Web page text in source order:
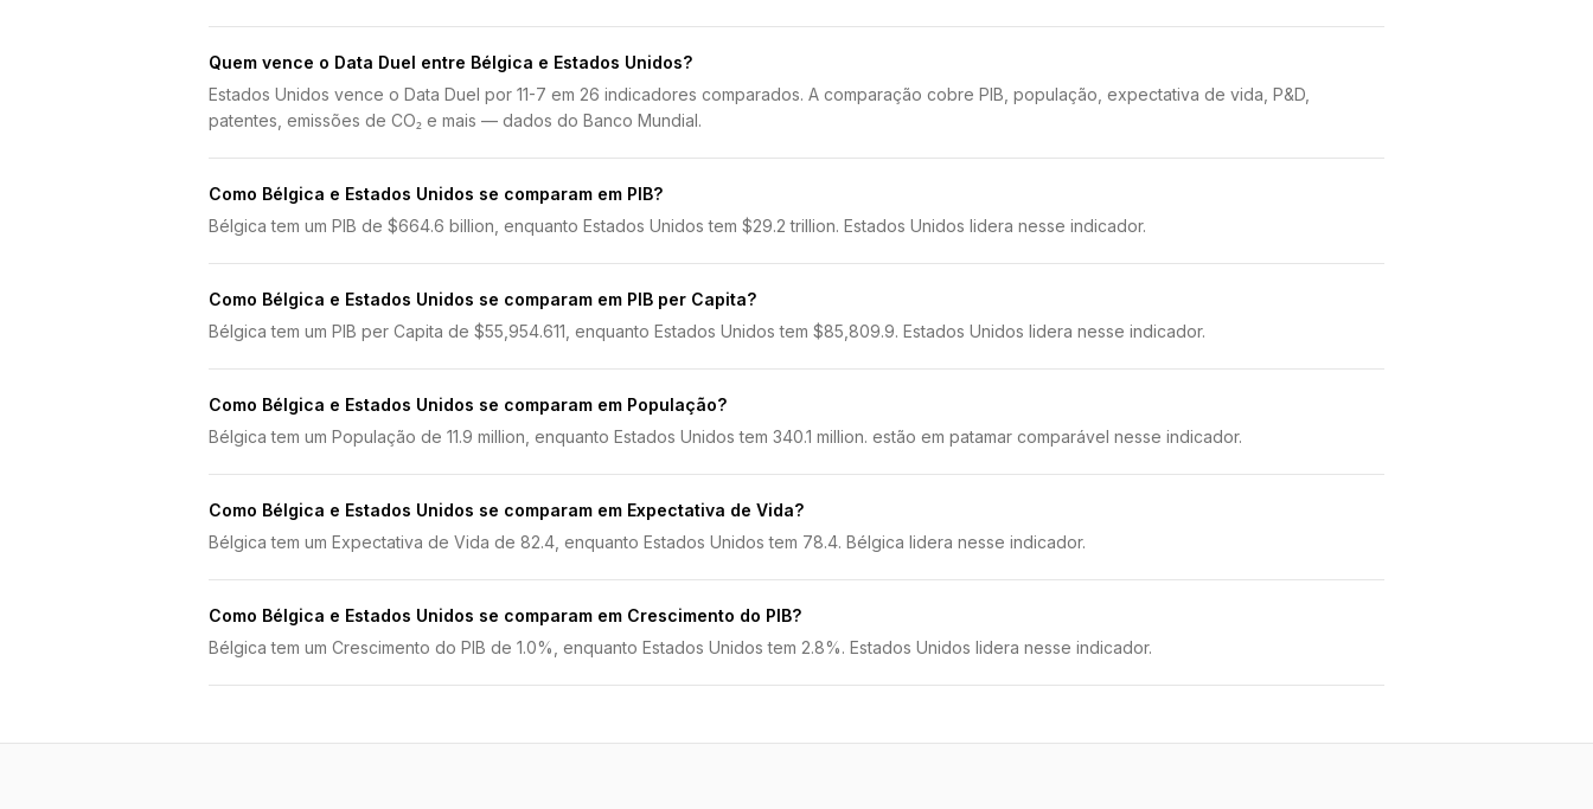
Quem vence o Data Duel entre Bélgica e Estados Unidos?
Estados Unidos vence o Data Duel por 11-7 em 26 indicadores comparados. A comparação cobre PIB, população, expectativa de vida, P&D,
patentes, emissões de CO₂ e mais — dados do Banco Mundial.
Como Bélgica e Estados Unidos se comparam em PIB?
Bélgica tem um PIB de $664.6 billion, enquanto Estados Unidos tem $29.2 trillion. Estados Unidos lidera nesse indicador.
Como Bélgica e Estados Unidos se comparam em PIB per Capita?
Bélgica tem um PIB per Capita de $55,954.611, enquanto Estados Unidos tem $85,809.9. Estados Unidos lidera nesse indicador.
Como Bélgica e Estados Unidos se comparam em População?
Bélgica tem um População de 11.9 million, enquanto Estados Unidos tem 340.1 million. estão em patamar comparável nesse indicador.
Como Bélgica e Estados Unidos se comparam em Expectativa de Vida?
Bélgica tem um Expectativa de Vida de 82.4, enquanto Estados Unidos tem 78.4. Bélgica lidera nesse indicador.
Como Bélgica e Estados Unidos se comparam em Crescimento do PIB?
Bélgica tem um Crescimento do PIB de 1.0%, enquanto Estados Unidos tem 2.8%. Estados Unidos lidera nesse indicador.